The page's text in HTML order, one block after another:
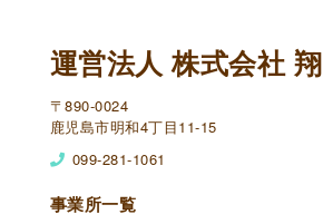
運営法人 株式会社 翔
〒890-0024
鹿児島市明和4丁目11-15
099-281-1061
事業所一覧